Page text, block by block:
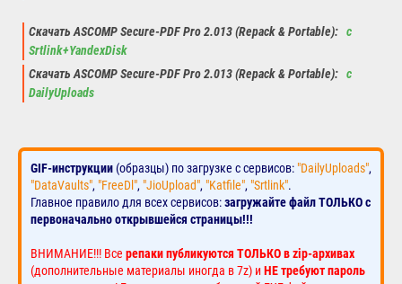
Скачать ASCOMP Secure-PDF Pro 2.013 (Repack & Portable): с
Srtlink+YandexDisk
Скачать ASCOMP Secure-PDF Pro 2.013 (Repack & Portable): с
DailyUploads
GIF-инструкции (образцы) по загрузке с сервисов: "DailyUploads",
"DataVaults", "FreeDl", "JioUpload", "Katfile", "Srtlink".
Главное правило для всех сервисов:загружайте файл ТОЛЬКО с
первоначально открывшейся страницы!!!
ВНИМАНИЕ!!! Все репаки публикуются ТОЛЬКО в zip-архивах
(дополнительные материалы иногда в 7z) иНЕ требуют пароль